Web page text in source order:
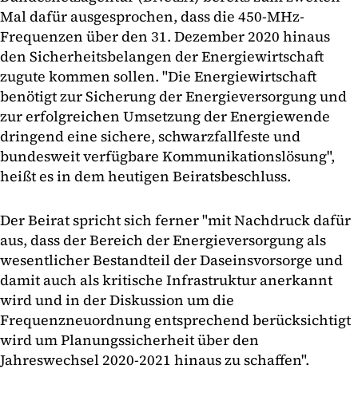
Mal dafür ausgesprochen, dass die 450-MHz-
Frequenzen über den 31. Dezember 2020 hinaus
den Sicherheitsbelangen der Energiewirtschaft
zugute kommen sollen. "Die Energiewirtschaft
benötigt zur Sicherung der Energieversorgung und
zur erfolgreichen Umsetzung der Energiewende
dringend eine sichere, schwarzfallfeste und
bundesweit verfügbare Kommunikationslösung",
heißt es in dem heutigen Beiratsbeschluss.
Der Beirat spricht sich ferner "mit Nachdruck dafür
aus, dass der Bereich der Energieversorgung als
wesentlicher Bestandteil der Daseinsvorsorge und
damit auch als kritische Infrastruktur anerkannt
wird und in der Diskussion um die
Frequenzneuordnung entsprechend berücksichtigt
wird um Planungssicherheit über den
Jahreswechsel 2020-2021 hinaus zu schaffen".